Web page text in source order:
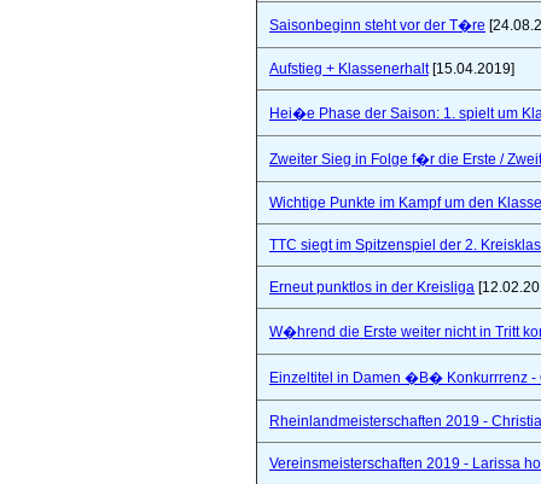
Saisonbeginn steht vor der T�re
Aufstieg + Klassenerhalt[15.04.2019]
Hei�e Phase der Saison: 1. spielt um
Zweiter Sieg in Folge f�r die Erste /
Wichtige Punkte im Kampf um den
TTC siegt im Spitzenspiel der 2.
Erneut punktlos in der Kreisliga
W�hrend die Erste weiter nicht in Tritt
Einzeltitel in Damen �B� Konkurrrenz
Rheinlandmeisterschaften 2019 -
Vereinsmeisterschaften 2019 - Larissa